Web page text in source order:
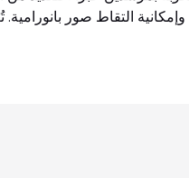
التقاط صور